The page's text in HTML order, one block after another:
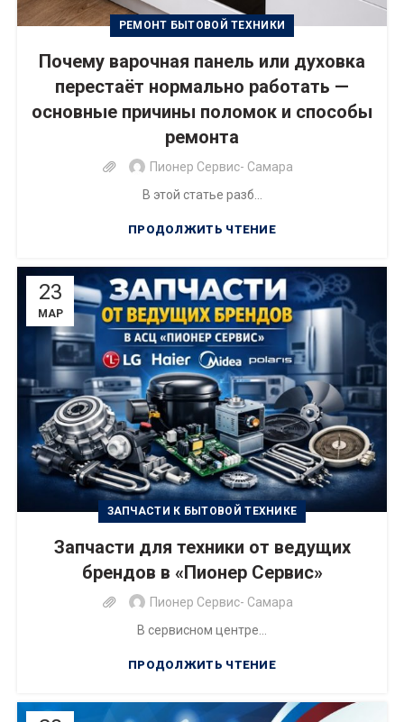
РЕМОНТ БЫТОВОЙ ТЕХНИКИ
Почему варочная панель или духовка
перестаёт нормально работать —
основные причины поломок и способы
ремонта
Пионер Сервис- Самара
В этой статье разб...
ПРОДОЛЖИТЬ ЧТЕНИЕ
23
МАР
ЗАПЧАСТИ К БЫТОВОЙ ТЕХНИКЕ
Запчасти для техники от ведущих
брендов в «Пионер Сервис»
Пионер Сервис- Самара
В сервисном центре...
ПРОДОЛЖИТЬ ЧТЕНИЕ